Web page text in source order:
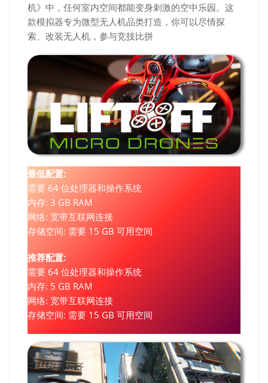
机》中，任何室内空间都能变身刺激的空中乐园。这
款模拟器专为微型无人机品类打造，你可以尽情探
索、改装无人机，参与竞技比拼
最低配置:
需要 64 位处理器和操作系统
内存: 3 GB RAM
网络: 宽带互联网连接
存储空间: 需要 15 GB 可用空间
推荐配置:
需要 64 位处理器和操作系统
内存: 5 GB RAM
网络: 宽带互联网连接
存储空间: 需要 15 GB 可用空间